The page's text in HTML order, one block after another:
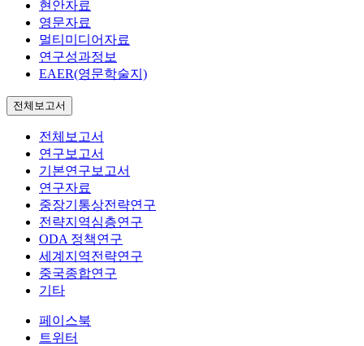
현안자료
영문자료
멀티미디어자료
연구성과정보
EAER(영문학술지)
전체보고서
전체보고서
연구보고서
기본연구보고서
연구자료
중장기통상전략연구
전략지역심층연구
ODA 정책연구
세계지역전략연구
중국종합연구
기타
페이스북
트위터